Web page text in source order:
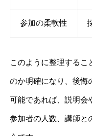
参加の柔軟性
このように整理するこ
のか明確になり、後悔
可能であれば、説明会
参加者の人数、講師と